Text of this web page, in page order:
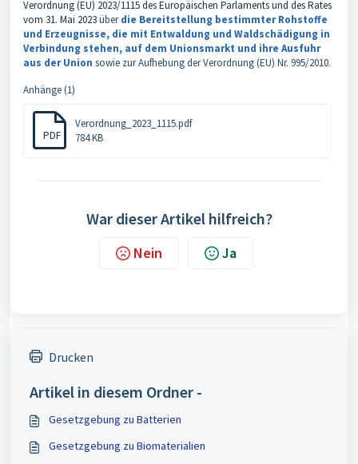
Verordnung (EU) 2023/1115 des Europäischen Parlaments und des Rates
vom 31. Mai 2023überdie Bereitstellung bestimmter Rohstoffe
und Erzeugnisse, die mit Entwaldung und Waldschädigung in
Verbindung stehen, auf dem Unionsmarkt und ihre Ausfuhr
aus der Union sowie zur Aufhebung der Verordnung (EU) Nr. 995/2010.
Anhänge (1)
PDF
Verordnung_2023_1115.pdf
784 KB
War dieser Artikel hilfreich?
Nein Ja
Drucken
Artikel in diesem Ordner -
Gesetzgebung zu Batterien
Gesetzgebung zu Biomaterialien